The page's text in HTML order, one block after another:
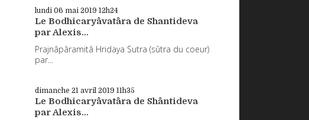
lundi 06 mai 2019 12h24
Le Bodhicaryâvatâra de Shantideva
par Alexis...
Prajnâpâramitâ Hridaya Sutra (sûtra du coeur)
par...
dimanche 21 avril 2019 11h35
Le Bodhicaryâvatâra de Shântideva
par Alexis...